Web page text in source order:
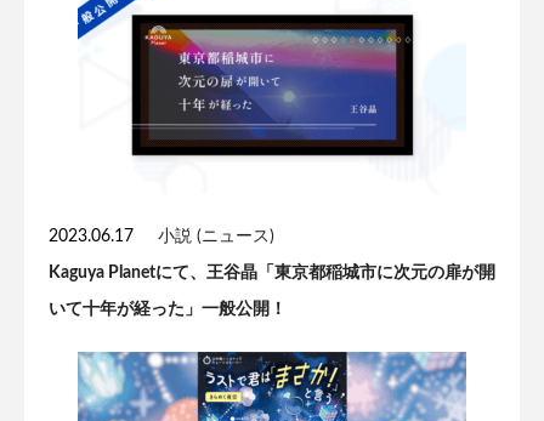
2023.06.17 小説 (ニュース)
Kaguya Planetにて、王谷晶「東京都稲城市に次元の扉が開
いて十年が経った」一般公開！